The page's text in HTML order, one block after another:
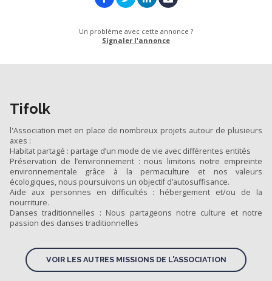
Un problème avec cette annonce ?
Signaler l'annonce
Tifolk
l'Association met en place de nombreux projets autour de plusieurs
axes :
Habitat partagé : partage d’un mode de vie avec différentes entités
Préservation de l’environnement : nous limitons notre empreinte
environnementale grâce à la permaculture et nos valeurs
écologiques, nous poursuivons un objectif d’autosuffisance.
Aide aux personnes en difficultés : hébergement et/ou de la
nourriture.
Danses traditionnelles : Nous partageons notre culture et notre
passion des danses traditionnelles
VOIR LES AUTRES MISSIONS DE L'ASSOCIATION